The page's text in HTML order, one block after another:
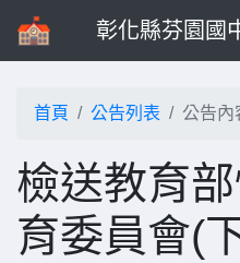
彰化縣芬園國
首頁 公告列表 公告內
檢送教育
育委員會(